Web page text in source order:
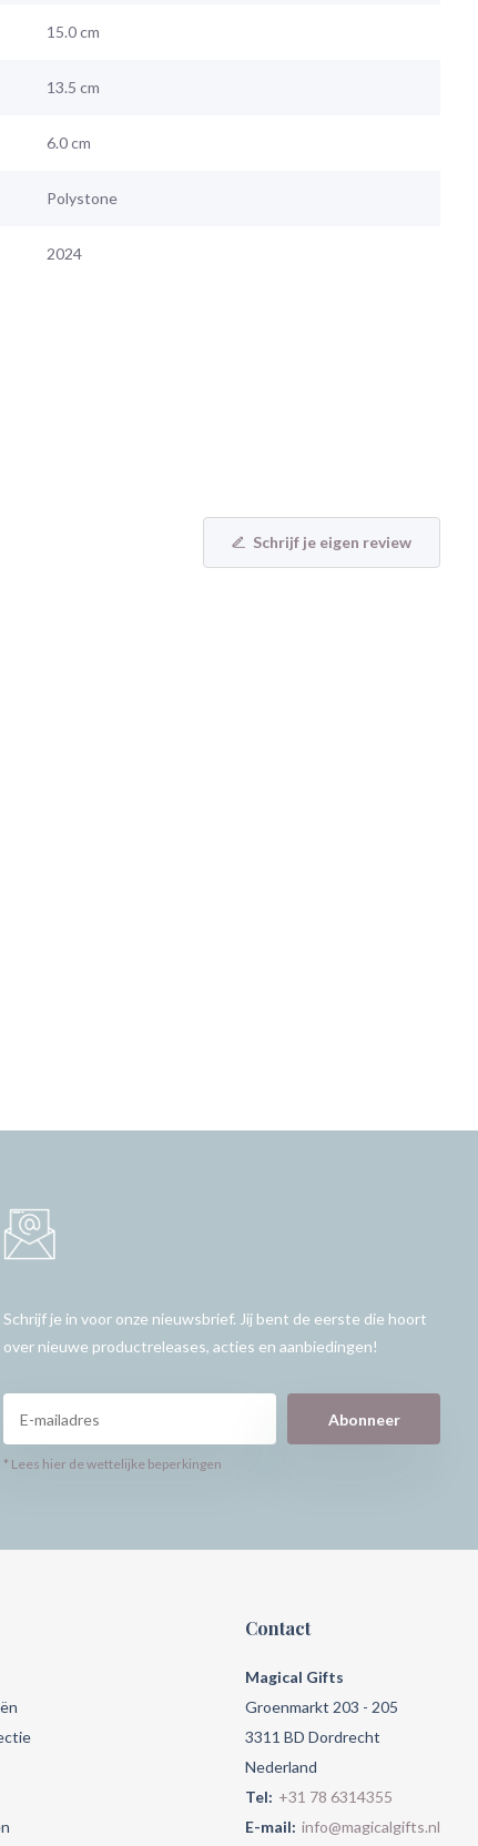
15.0 cm
13.5 cm
6.0 cm
Polystone
2024
Schrijf je eigen review
Schrijf je in voor onze nieuwsbrief. Jij bent de eerste die hoort
over nieuwe productreleases, acties en aanbiedingen!
Abonneer
* Lees hier de wettelijke beperkingen
Contact
Magical Gifts
Groenmarkt 203 - 205
3311 BD Dordrecht
Nederland
Tel: +31 78 6314355
E-mail: info@magicalgifts.nl